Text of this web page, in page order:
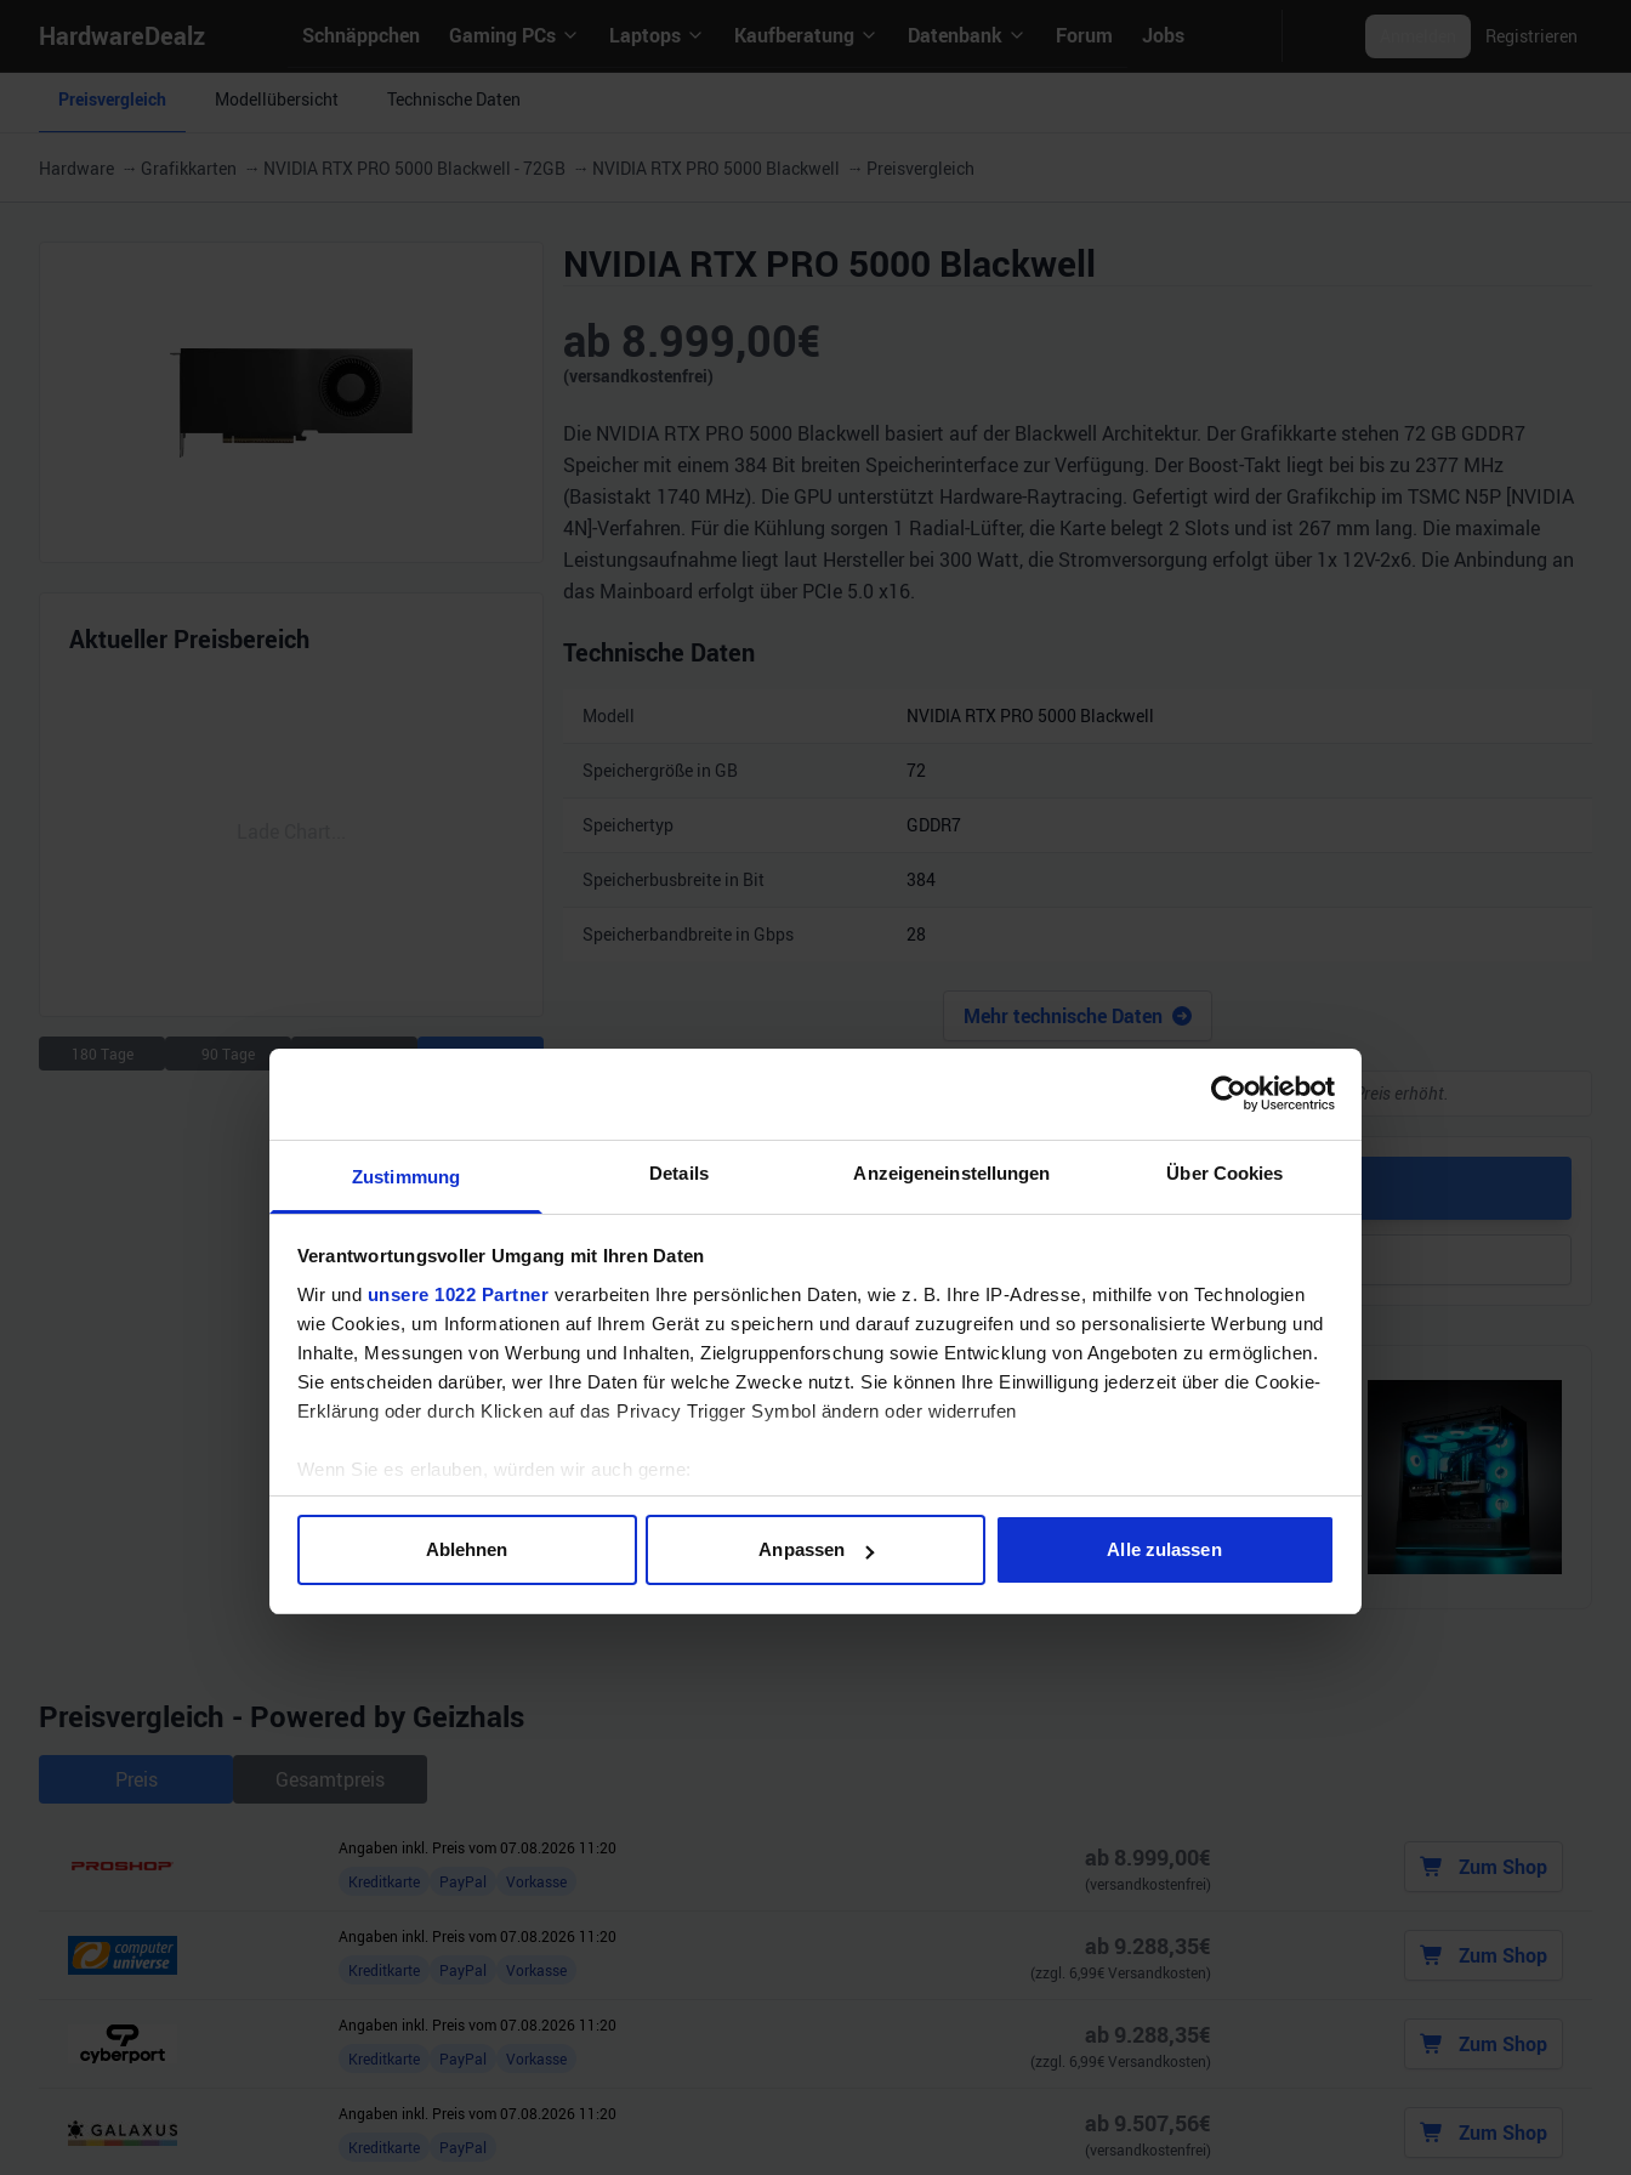
Zustimmung Details Anzeigeneinstellungen Über Cookies
Verantwortungsvoller Umgang mit Ihren Daten
Wir und unsere 1022 Partner verarbeiten Ihre persönlichen Daten, wie z. B. Ihre IP-Adresse, mithilfe von Technologien
wie Cookies, um Informationen auf Ihrem Gerät zu speichern und darauf zuzugreifen und so personalisierte Werbung und
Inhalte, Messungen von Werbung und Inhalten, Zielgruppenforschung sowie Entwicklung von Angeboten zu ermöglichen.
Sie entscheiden darüber, wer Ihre Daten für welche Zwecke nutzt. Sie können Ihre Einwilligung jederzeit über die Cookie-
Erklärung oder durch Klicken auf das Privacy Trigger Symbol ändern oder widerrufen
Wenn Sie es erlauben, würden wir auch gerne:
Informationen über Ihre geografische Lage erfassen, welche bis auf einige Meter genau sein können
Erfahren Sie mehr darüber, wie Ihre persönlichen Daten verarbeitet werden, und legen Sie Ihre Präferenzen im
Website an unsere Partner für soziale Medien, Werbung und Analysen weiter. Unsere Partner führen diese Informationen
möglicherweise mit weiteren Daten zusammen, die Sie ihnen bereitgestellt haben oder die sie im Rahmen Ihrer Nutzung
der Dienste gesammelt haben.
Ablehnen Anpassen Alle zulassen
HardwareDealz Schnäppchen Gaming PCs Laptops Kaufberatung Datenbank Forum Jobs Registrieren
Preisvergleich Modellübersicht Technische Daten
Hardware Grafikkarten NVIDIA RTX PRO 5000 Blackwell - 72GB NVIDIA RTX PRO 5000 Blackwell Preisvergleich
Aktueller Preisbereich
180 Tage 90 Tage 30 Tage 7 Tage
NVIDIA RTX PRO 5000 Blackwell
ab 8.999,00€
(versandkostenfrei)
Die NVIDIA RTX PRO 5000 Blackwell basiert auf der Blackwell Architektur. Der Grafikkarte stehen 72 GB GDDR7
Speicher mit einem 384 Bit breiten Speicherinterface zur Verfügung. Der Boost-Takt liegt bei bis zu 2377 MHz
(Basistakt 1740 MHz). Die GPU unterstützt Hardware-Raytracing. Gefertigt wird der Grafikchip im TSMC N5P [NVIDIA
4N]-Verfahren. Für die Kühlung sorgen 1 Radial-Lüfter, die Karte belegt 2 Slots und ist 267 mm lang. Die maximale
Leistungsaufnahme liegt laut Hersteller bei 300 Watt, die Stromversorgung erfolgt über 1x 12V-2x6. Die Anbindung an
das Mainboard erfolgt über PCIe 5.0 x16.
Technische Daten
Modell NVIDIA RTX PRO 5000 Blackwell
Speichergröße in GB 72
Speichertyp GDDR7
Speicherbusbreite in Bit 384
Speicherbandbreite in Gbps 28
Mehr technische Daten
Hinweis: Unsere Links sind Affiliate Links. Wir erhalten beim Kauf eine kleine Provision, ohne dass sich euer Preis erhöht.
ZUM BESTPREIS
GEWINNSPIEL
Bis zum 21. August hast du die Chance, bei unserem Gewinnspiel einen MSI Gaming-PC zu
gewinnen. Die Komponenten, den Zusammenbau, die Spiele-Benchmarks und den
Preisvergleich - Powered by Geizhals
Preis Gesamtpreis
Angaben inkl. Preis vom 07.08.2026 11:20
Kreditkarte
PayPal Vorkasse
ab 8.999,00€
(versandkostenfrei)
Zum Shop
Angaben inkl. Preis vom 07.08.2026 11:20
Kreditkarte
PayPal Vorkasse
ab 9.288,35€
(zzgl. 6,99€ Versandkosten)
Zum Shop
Angaben inkl. Preis vom 07.08.2026 11:20
Kreditkarte
PayPal Vorkasse
ab 9.288,35€
(zzgl. 6,99€ Versandkosten)
Zum Shop
Angaben inkl. Preis vom 07.08.2026 11:20
Kreditkarte
PayPal
ab 9.507,56€
(versandkostenfrei)
Zum Shop